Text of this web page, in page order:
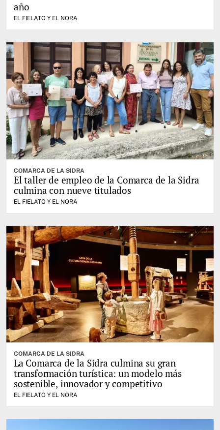
año
EL FIELATO Y EL NORA
COMARCA DE LA SIDRA
El taller de empleo de la Comarca de la Sidra
culmina con nueve titulados
EL FIELATO Y EL NORA
COMARCA DE LA SIDRA
La Comarca de la Sidra culmina su gran
transformación turística: un modelo más
sostenible, innovador y competitivo
EL FIELATO Y EL NORA